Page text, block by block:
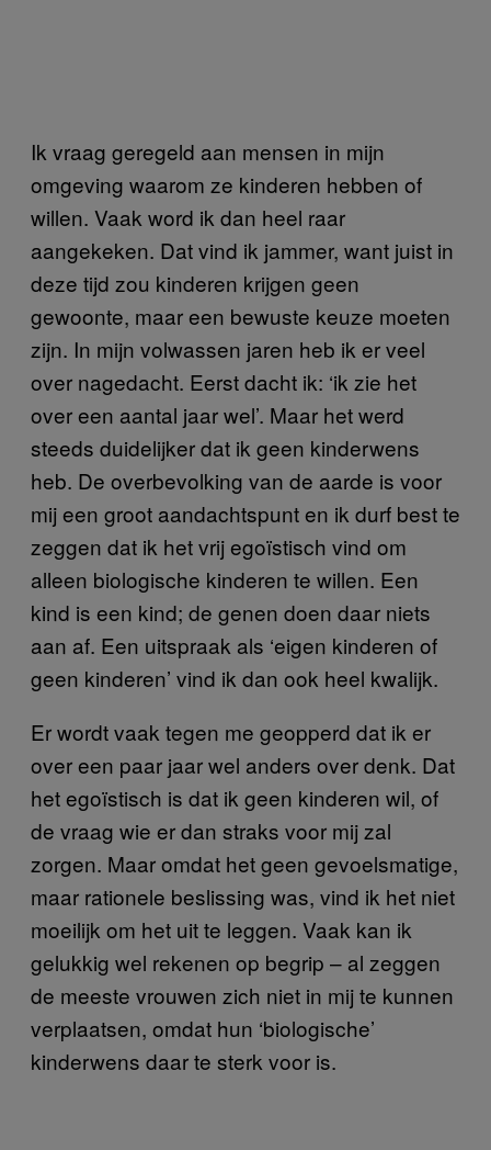
Ik vraag geregeld aan mensen in mijn
omgeving waarom ze kinderen hebben of
willen. Vaak word ik dan heel raar
aangekeken. Dat vind ik jammer, want juist in
deze tijd zou kinderen krijgen geen
gewoonte, maar een bewuste keuze moeten
zijn. In mijn volwassen jaren heb ik er veel
over nagedacht. Eerst dacht ik: ‘ik zie het
over een aantal jaar wel’. Maar het werd
steeds duidelijker dat ik geen kinderwens
heb. De overbevolking van de aarde is voor
mij een groot aandachtspunt en ik durf best te
zeggen dat ik het vrij egoïstisch vind om
alleen biologische kinderen te willen. Een
kind is een kind; de genen doen daar niets
aan af. Een uitspraak als ‘eigen kinderen of
geen kinderen’ vind ik dan ook heel kwalijk.
Er wordt vaak tegen me geopperd dat ik er
over een paar jaar wel anders over denk. Dat
het egoïstisch is dat ik geen kinderen wil, of
de vraag wie er dan straks voor mij zal
zorgen. Maar omdat het geen gevoelsmatige,
maar rationele beslissing was, vind ik het niet
moeilijk om het uit te leggen. Vaak kan ik
gelukkig wel rekenen op begrip – al zeggen
de meeste vrouwen zich niet in mij te kunnen
verplaatsen, omdat hun ‘biologische’
kinderwens daar te sterk voor is.